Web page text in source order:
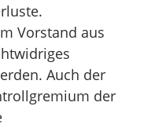
Vorstand aus
Auch der
der